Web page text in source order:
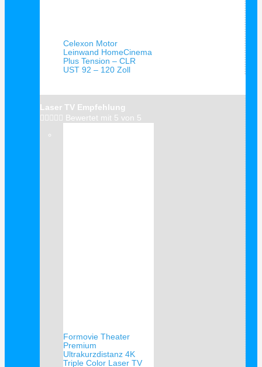
Celexon Motor
Leinwand HomeCinema
Plus Tension – CLR
UST 92 – 120 Zoll
Laser TV Empfehlung
     Bewertet mit 5 von 5
Formovie Theater
Premium
Ultrakurzdistanz 4K
Triple Color Laser TV